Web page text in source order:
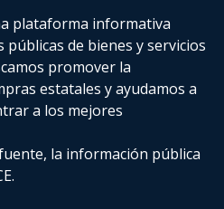
plataforma informativa
de bienes y servicios
promover la
estatalesy ayudamos a
a los mejores
la información pública